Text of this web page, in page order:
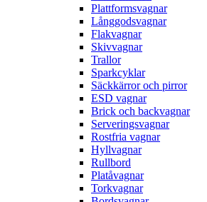
Plattformsvagnar
Långgodsvagnar
Flakvagnar
Skivvagnar
Trallor
Sparkcyklar
Säckkärror och pirror
ESD vagnar
Brick och backvagnar
Serveringsvagnar
Rostfria vagnar
Hyllvagnar
Rullbord
Platåvagnar
Torkvagnar